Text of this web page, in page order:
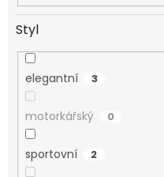
Styl
elegantní 3
motorkářský 0
sportovní 2